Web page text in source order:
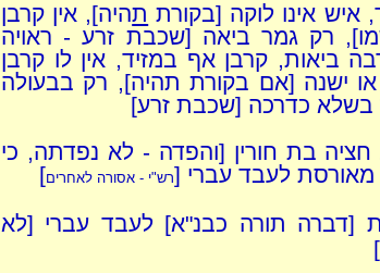
אינו לוקה [בקורת תהיה], אין קרבן
רק גמר ביאה [שכבת זרע - ראויה
ביאות, קרבן אף במזיד, אין לו קרבן
ישנה [אם בקורת תהיה], רק בבעולה
בשלא כדרכה [שכבת זרע]
בת חורין [והפדה - לא נפדתה, כי
לעבד עברי [רש"י - אסורה לאחרים]
[דברה תורה כבנ"א] לעבד עברי [לא